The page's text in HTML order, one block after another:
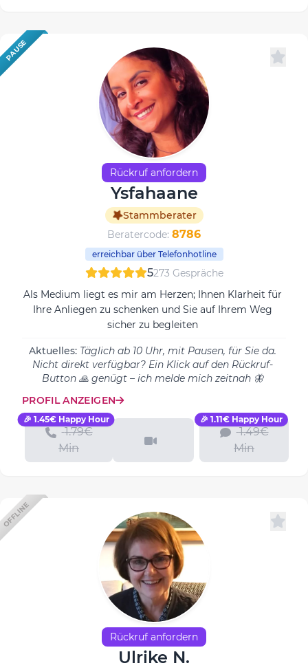
PAUSE
Rückruf anfordern
Ysfahaane
Stammberater
Beratercode: 8786
erreichbar über Telefonhotline
5273 Gespräche
Als Medium liegt es mir am Herzen; Ihnen Klarheit für
Ihre Anliegen zu schenken und Sie auf Ihrem Weg
sicher zu begleiten
Aktuelles: Täglich ab 10 Uhr, mit Pausen, für Sie da.
Nicht direkt verfügbar? Ein Klick auf den Rückruf-
Button 🙏 genügt – ich melde mich zeitnah 🦋
PROFIL ANZEIGEN
1.79€
Min
🎉 1.45€ Happy Hour
1.49€
Min
🎉 1.11€ Happy Hour
OFFLINE
Rückruf anfordern
Ulrike N.